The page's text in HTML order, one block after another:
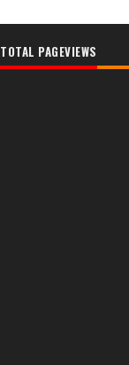
TOTAL PAGEVIEWS